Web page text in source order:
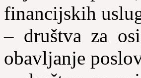
financijskih
– društva za
obavljanje